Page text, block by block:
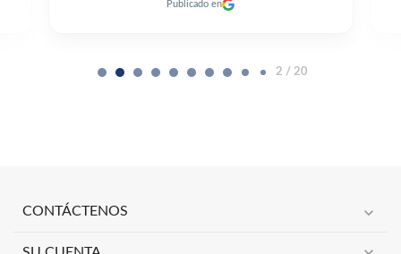
Publicado en
2 / 20
CONTÁCTENOS expand_more